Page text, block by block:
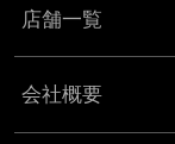
店舗一覧
会社概要